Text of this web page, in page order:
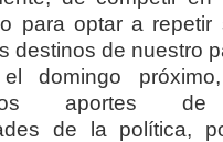
para optar a repetir
destinos de nuestro
domingo
aportes de
de la política,